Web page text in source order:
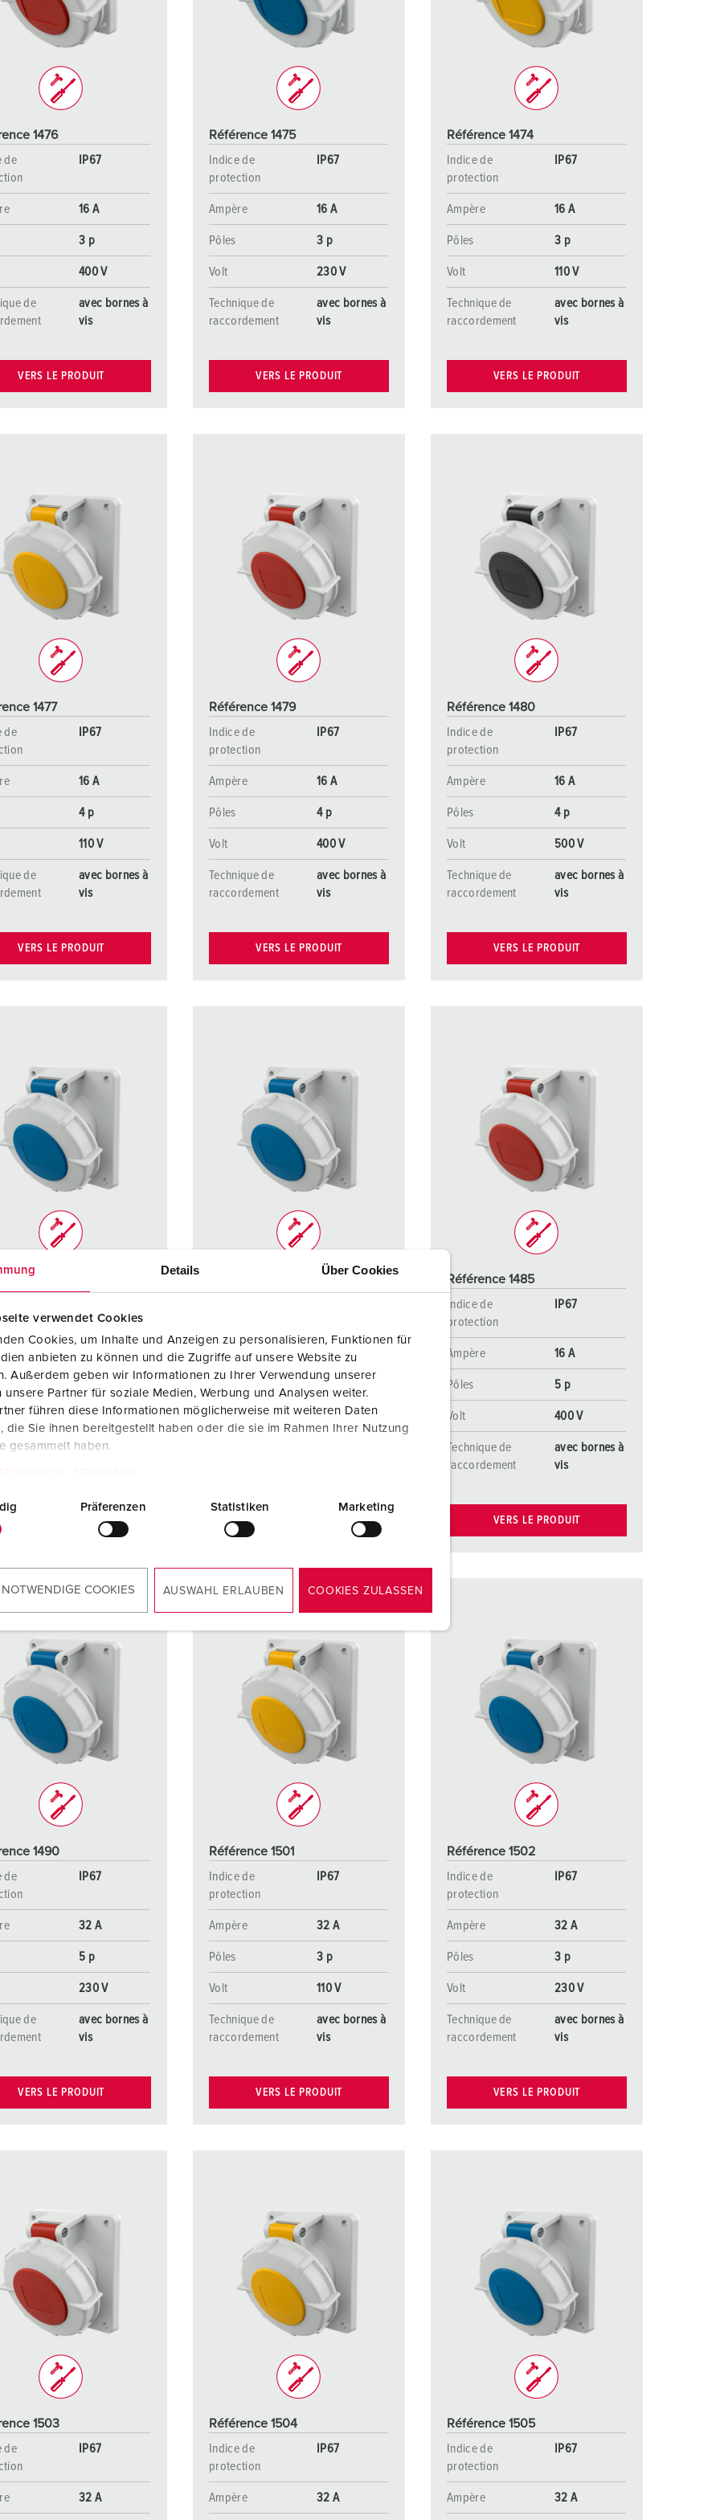
Details Über Cookies
verwendet Cookies
Cookies, um Inhalte und Anzeigen zu personalisieren, Funktionen für
anbieten zu können und die Zugriffe auf unsere Website zu
Außerdem geben wir Informationen zu Ihrer Verwendung unserer
unsere Partner für soziale Medien, Werbung und Analysen weiter.
führen diese Informationen möglicherweise mit weiteren Daten
die Sie ihnen bereitgestellt haben oder die sie im Rahmen Ihrer Nutzung
gesammelt haben.
Präferenzen Statistiken Marketing
COOKIES AUSWAHL ERLAUBEN COOKIES ZULASSEN
Dispositifs de connexion selon standards internationaux
Transmission de données / réseautique
Produits avec extension et produits complémentaires
Produits complémentaires
Service incendie et protection contre les catastrophes
TM selon norme du matériel militaire
Connectique pour l‘événementiel
1476
de
IP67
16 A
3 p
400 V
de
avec bornes à
vis
VERS LE PRODUIT
Référence 1475
Indice de
protection
IP67
Ampère 16 A
Pôles 3 p
Volt 230 V
Technique de
raccordement
avec bornes à
vis
VERS LE PRODUIT
Référence 1474
Indice de
protection
IP67
Ampère 16 A
Pôles 3 p
Volt 110 V
Technique de
raccordement
avec bornes à
vis
VERS LE PRODUIT
1477
de
IP67
16 A
4 p
110 V
de
avec bornes à
vis
VERS LE PRODUIT
Référence 1479
Indice de
protection
IP67
Ampère 16 A
Pôles 4 p
Volt 400 V
Technique de
raccordement
avec bornes à
vis
VERS LE PRODUIT
Référence 1480
Indice de
protection
IP67
Ampère 16 A
Pôles 4 p
Volt 500 V
Technique de
raccordement
avec bornes à
vis
VERS LE PRODUIT
1478
16 A
230 V
de
avec bornes à
VERS LE PRODUIT
Ampère 16 A
5 p
Volt 230 V
Référence 1485
Indice de
protection
IP67
Ampère 16 A
Pôles 5 p
Volt 400 V
Technique de
raccordement
avec bornes à
vis
VERS LE PRODUIT
1490
de
IP67
32 A
5 p
230 V
de
avec bornes à
vis
VERS LE PRODUIT
Référence 1501
Indice de
protection
IP67
Ampère 32 A
Pôles 3 p
Volt 110 V
Technique de
raccordement
avec bornes à
vis
VERS LE PRODUIT
Référence 1502
Indice de
protection
IP67
Ampère 32 A
Pôles 3 p
Volt 230 V
Technique de
raccordement
avec bornes à
vis
VERS LE PRODUIT
1503
de
IP67
32 A
Référence 1504
Indice de
protection
IP67
Ampère 32 A
Référence 1505
Indice de
protection
IP67
Ampère 32 A